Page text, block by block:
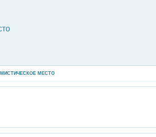
МИСТИЧЕСКОЕ МЕСТО